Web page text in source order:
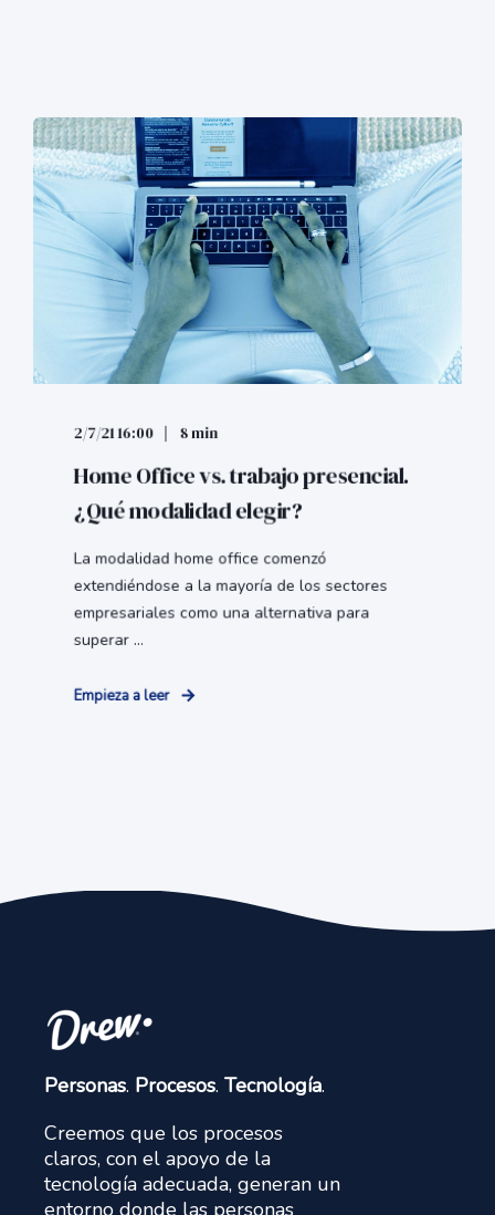
2/7/21 16:00 8 min
Home Office vs. trabajo presencial.
¿Qué modalidad elegir?
La modalidad home office comenzó
extendiéndose a la mayoría de los sectores
empresariales como una alternativa para
superar ...
Empieza a leer
Personas. Procesos. Tecnología.
Creemos que los procesos
claros, con el apoyo de la
tecnología adecuada, generan un
entorno donde las personas